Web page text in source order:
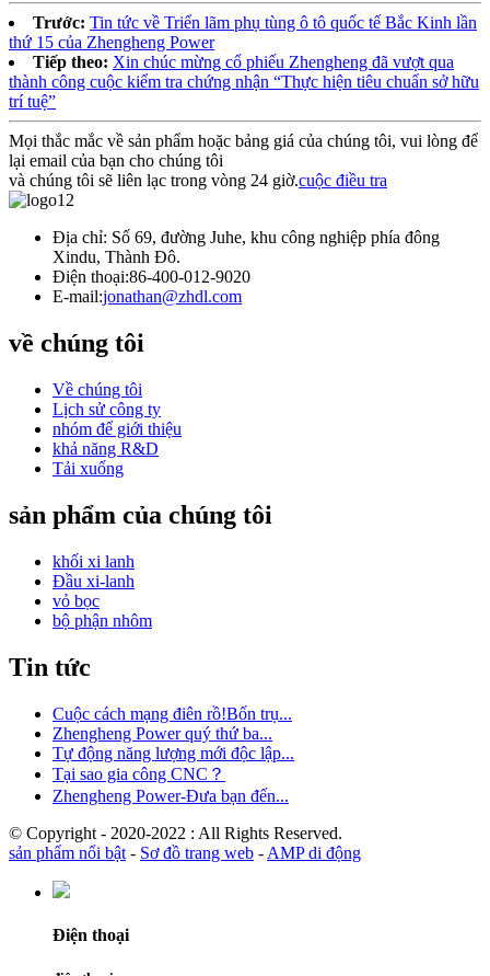
Trước: Tin tức về Triển lãm phụ tùng ô tô quốc tế Bắc Kinh lần
thứ 15 của Zhengheng Power
Tiếp theo: Xin chúc mừng cổ phiếu Zhengheng đã vượt qua
thành công cuộc kiểm tra chứng nhận “Thực hiện tiêu chuẩn sở hữu
trí tuệ”
Mọi thắc mắc về sản phẩm hoặc bảng giá của chúng tôi, vui lòng để
lại email của bạn cho chúng tôi
và chúng tôi sẽ liên lạc trong vòng 24 giờ.cuộc điều tra
Địa chỉ: Số 69, đường Juhe, khu công nghiệp phía đông
Xindu, Thành Đô.
Điện thoại:86-400-012-9020
E-mail:jonathan@zhdl.com
về chúng tôi
Về chúng tôi
Lịch sử công ty
nhóm để giới thiệu
khả năng R&D
Tải xuống
sản phẩm của chúng tôi
khối xi lanh
Đầu xi-lanh
vỏ bọc
bộ phận nhôm
Tin tức
Cuộc cách mạng điên rồ!Bốn trụ...
Zhengheng Power quý thứ ba...
Tự động năng lượng mới độc lập...
Tại sao gia công CNC？
Zhengheng Power-Đưa bạn đến...
© Copyright - 2020-2022 : All Rights Reserved.
sản phẩm nổi bật - Sơ đồ trang web - AMP di động
Điện thoại